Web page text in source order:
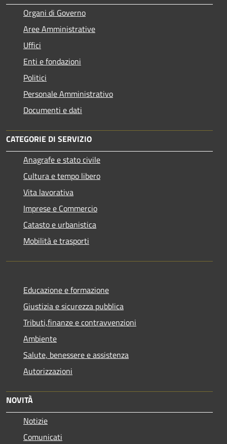
Organi di Governo
Aree Amministrative
Uffici
Enti e fondazioni
Politici
Personale Amministrativo
Documenti e dati
CATEGORIE DI SERVIZIO
Anagrafe e stato civile
Cultura e tempo libero
Vita lavorativa
Imprese e Commercio
Catasto e urbanistica
Mobilità e trasporti
Educazione e formazione
Giustizia e sicurezza pubblica
Tributi,finanze e contravvenzioni
Ambiente
Salute, benessere e assistenza
Autorizzazioni
NOVITÀ
Notizie
Comunicati